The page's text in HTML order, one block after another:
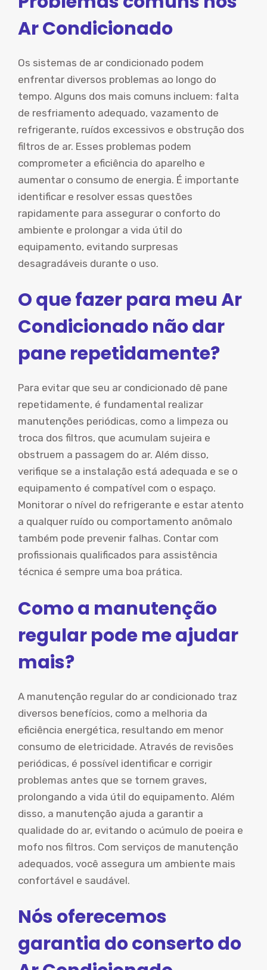
Ar Condicionado
Os sistemas de ar condicionado podem
enfrentar diversos problemas ao longo do
tempo. Alguns dos mais comuns incluem: falta
de resfriamento adequado, vazamento de
refrigerante, ruídos excessivos e obstrução dos
filtros de ar. Esses problemas podem
comprometer a eficiência do aparelho e
aumentar o consumo de energia. É importante
identificar e resolver essas questões
rapidamente para assegurar o conforto do
ambiente e prolongar a vida útil do
equipamento, evitando surpresas
desagradáveis durante o uso.
O que fazer para meu Ar
Condicionado não dar
pane repetidamente?
Para evitar que seu ar condicionado dê pane
repetidamente, é fundamental realizar
manutenções periódicas, como a limpeza ou
troca dos filtros, que acumulam sujeira e
obstruem a passagem do ar. Além disso,
verifique se a instalação está adequada e se o
equipamento é compatível com o espaço.
Monitorar o nível do refrigerante e estar atento
a qualquer ruído ou comportamento anômalo
também pode prevenir falhas. Contar com
profissionais qualificados para assistência
técnica é sempre uma boa prática.
Como a manutenção
regular pode me ajudar
mais?
A manutenção regular do ar condicionado traz
diversos benefícios, como a melhoria da
eficiência energética, resultando em menor
consumo de eletricidade. Através de revisões
periódicas, é possível identificar e corrigir
problemas antes que se tornem graves,
prolongando a vida útil do equipamento. Além
disso, a manutenção ajuda a garantir a
qualidade do ar, evitando o acúmulo de poeira e
mofo nos filtros. Com serviços de manutenção
adequados, você assegura um ambiente mais
confortável e saudável.
Nós oferecemos
garantia do conserto do